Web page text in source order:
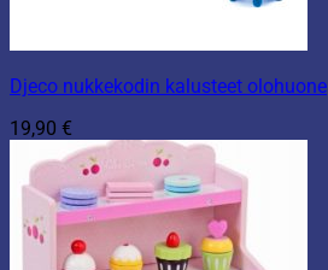
Djeco nukkekodin kalusteet olohuone
19,90 €